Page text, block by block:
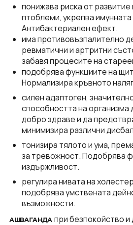
понижава риска от развитие
птоблеми, укрепва
Антибактериален ефект.
има противовъзпалително
ревматични и артритни
забавя процесите на
подобрява функциите на
Нормализира кръвното
силен адаптоген,
способността на
добро здраве и да
минимизира различни
тонизира тялото и ума,
за тревожност. Подобрява
издържливост.
регулира нивата на
подобрява умствената
възможности.
АШВАГАНДА при безпокойство